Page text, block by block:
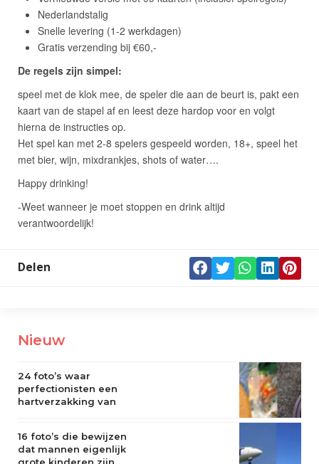
Delen
Nieuw
24 foto’s waar
perfectionisten een
hartverzakking van
16 foto’s die bewijzen
dat mannen eigenlijk